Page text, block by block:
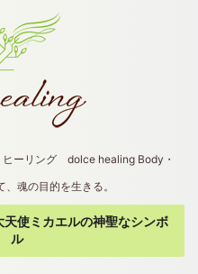
ーリング dolce healing Body・
魂の目的を生きる。
使ミカエルの神聖なシンボ
ル
2026 All Rights